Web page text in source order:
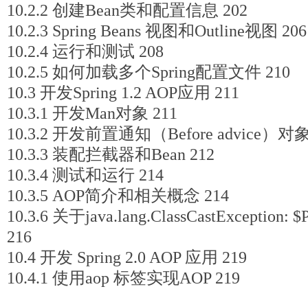
10.2.2 创建Bean类和配置信息 202
10.2.3 Spring Beans 视图和Outline视图 206
10.2.4 运行和测试 208
10.2.5 如何加载多个Spring配置文件 210
10.3 开发Spring 1.2 AOP应用 211
10.3.1 开发Man对象 211
10.3.2 开发前置通知（Before advice）对
10.3.3 装配拦截器和Bean 212
10.3.4 测试和运行 214
10.3.5 AOP简介和相关概念 214
10.3.6 关于java.lang.ClassCastException:
216
10.4 开发 Spring 2.0 AOP 应用 219
10.4.1 使用aop 标签实现AOP 219